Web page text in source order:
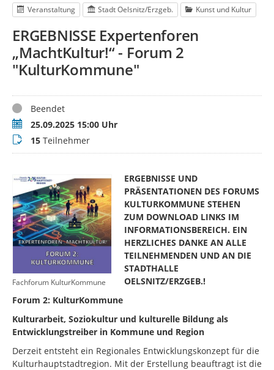
Veranstaltung Stadt Oelsnitz/Erzgeb. Kunst und Kultur
ERGEBNISSE Expertenforen
„MachtKultur!“ - Forum 2
"KulturKommune"
StatusBeendet
Termin25.09.2025 15:00 Uhr
Teilnehmer
15 Teilnehmer
Fachforum KulturKommune
ERGEBNISSE UND
PRÄSENTATIONEN DES FORUMS
KULTURKOMMUNE STEHEN
ZUM DOWNLOAD LINKS IM
INFORMATIONSBEREICH. EIN
HERZLICHES DANKE AN ALLE
TEILNEHMENDEN UND AN DIE
STADTHALLE
OELSNITZ/ERZGEB.!
Forum 2: KulturKommune
Kulturarbeit, Soziokultur und kulturelle Bildung als
Entwicklungstreiber in Kommune und Region
Derzeit entsteht ein Regionales Entwicklungskonzept für die
Kulturhauptstadtregion. Mit der Erstellung beauftragt ist die